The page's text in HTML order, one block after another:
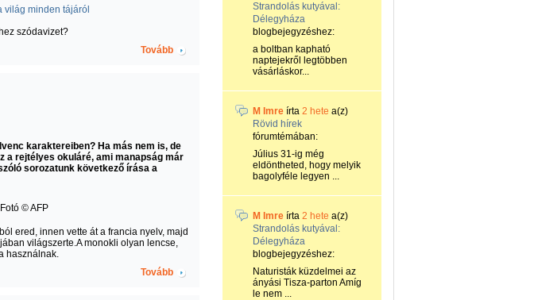
világ minden tájáról
szódavizet?
Tovább
karaktereiben? Ha más nem is, de
a rejtélyes okuláré, ami manapság már
sorozatunk következő írása a
ered, innen vette át a francia nyelv, majd
világszerte.A monokli olyan lencse,
használnak.
Tovább
Strandolás kutyával:
Délegyháza
blogbejegyzéshez:
a boltban kapható
naptejekről legtöbben
vásárláskor...
M Imre írta 2 hete a(z)
Rövid hírek
fórumtémában:
Július 31-ig még
eldöntheted, hogy melyik
bagolyféle legyen ...
M Imre írta 2 hete a(z)
Strandolás kutyával:
Délegyháza
blogbejegyzéshez:
Naturisták küzdelmei az
ányási Tisza-parton Amíg
le nem ...